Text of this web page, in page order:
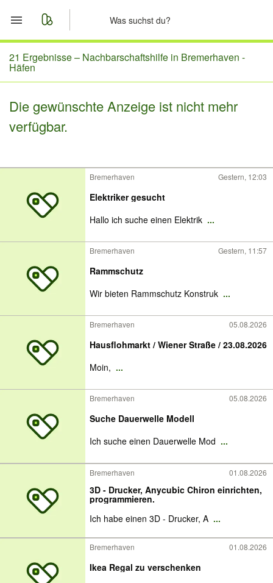
Start
Merkliste
Nachrichten
21 Ergebnisse – Nachbarschaftshilfe in Bremerhaven -
Häfen
Die gewünschte Anzeige ist nicht mehr
verfügbar.
Bremerhaven Gestern, 12:03
Elektriker gesucht
Hallo ich suche einen Elektrik ...
Bremerhaven Gestern, 11:57
Rammschutz
Wir bieten Rammschutz Konstruk ...
Bremerhaven 05.08.2026
Hausflohmarkt / Wiener Straße / 23.08.2026
Moin, ...
Bremerhaven 05.08.2026
Suche Dauerwelle Modell
Ich suche einen Dauerwelle Mod ...
Bremerhaven 01.08.2026
3D - Drucker, Anycubic Chiron einrichten,
programmieren.
Ich habe einen 3D - Drucker, A ...
Bremerhaven 01.08.2026
Ikea Regal zu verschenken